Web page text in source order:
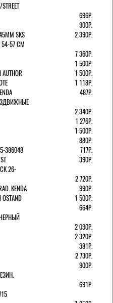
696Р.
900Р.
SKS
2 390Р.
57 СМ
7 360Р.
1 500Р.
1 500Р.
1 118Р.
487Р.
2 340Р.
1 276Р.
1 500Р.
880Р.
386048
717Р.
390Р.
26-
2 720Р.
KENDA
990Р.
1 500Р.
664Р.
ЧЕРНЫЙ
2 090Р.
2 320Р.
381Р.
2 730Р.
900Р.
691Р.